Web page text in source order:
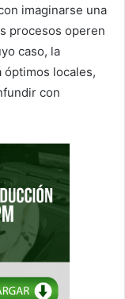
imaginarse una
procesos operen
caso, la
óptimos locales,
con